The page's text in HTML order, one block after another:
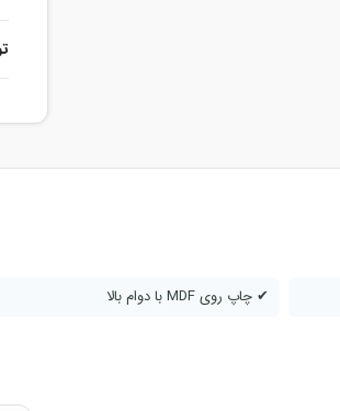
✔ چاپ روی MDF با دوام بالا